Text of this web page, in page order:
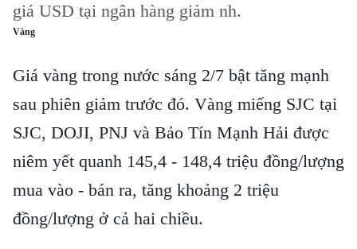
giá USD tại ngân hàng giảm nh.
Vàng
Giá vàng trong nước sáng 2/7 bật tăng mạnh
sau phiên giảm trước đó. Vàng miếng SJC tại
SJC, DOJI, PNJ và Bảo Tín Mạnh Hải được
niêm yết quanh 145,4 - 148,4 triệu đồng/lượng
mua vào - bán ra, tăng khoảng 2 triệu
đồng/lượng ở cả hai chiều.